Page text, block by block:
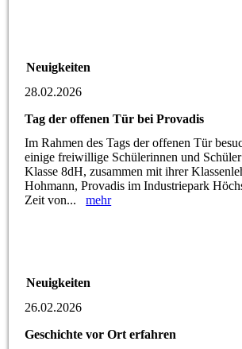
Neuigkeiten
28.02.2026
Tag der offenen Tür bei Provadis
Im Rahmen des Tags der offenen Tür
einige freiwillige Schülerinnen und Schüler
Klasse 8dH, zusammen mit ihrer
Hohmann, Provadis im Industriepark
Zeit von...mehr
Neuigkeiten
26.02.2026
Geschichte vor Ort erfahren